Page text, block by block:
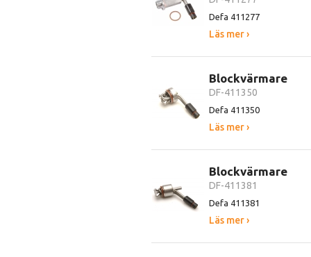
Defa 411277
Läs mer ›
Blockvärmare
DF-411350
Defa 411350
Läs mer ›
Blockvärmare
DF-411381
Defa 411381
Läs mer ›